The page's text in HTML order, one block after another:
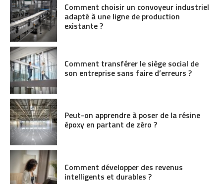
Comment choisir un convoyeur industriel
adapté à une ligne de production
existante ?
Comment transférer le siège social de
son entreprise sans faire d’erreurs ?
Peut-on apprendre à poser de la résine
époxy en partant de zéro ?
Comment développer des revenus
intelligents et durables ?